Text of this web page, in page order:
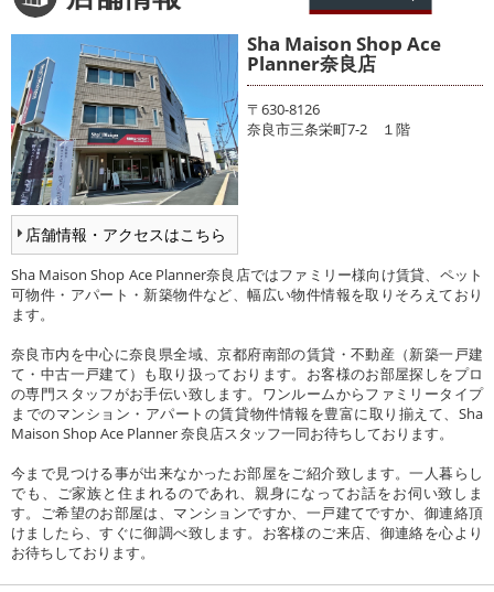
店舗情報・アクセスはこちら
Sha Maison Shop Ace
Planner奈良店
〒630-8126
奈良市三条栄町7-2 １階
Sha Maison Shop Ace Planner奈良店ではファミリー様向け賃貸、ペット
可物件・アパート・新築物件など、幅広い物件情報を取りそろえており
ます。
奈良市内を中心に奈良県全域、京都府南部の賃貸・不動産（新築一戸建
て・中古一戸建て）も取り扱っております。お客様のお部屋探しをプロ
の専門スタッフがお手伝い致します。ワンルームからファミリータイプ
までのマンション・アパートの賃貸物件情報を豊富に取り揃えて、Sha
Maison Shop Ace Planner 奈良店スタッフ一同お待ちしております。
今まで見つける事が出来なかったお部屋をご紹介致します。一人暮らし
でも、ご家族と住まれるのであれ、親身になってお話をお伺い致しま
す。ご希望のお部屋は、マンションですか、一戸建てですか、御連絡頂
けましたら、すぐに御調べ致します。お客様のご来店、御連絡を心より
お待ちしております。